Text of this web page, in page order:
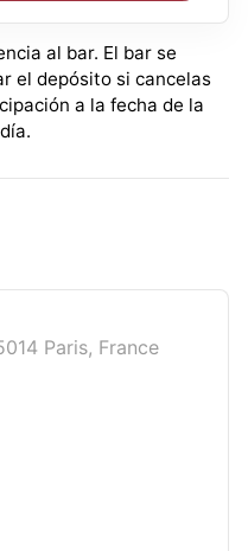
al bar. El bar se
el depósito si cancelas
a la fecha de la
Paris, France